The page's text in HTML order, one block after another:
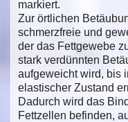
markiert.
Zur örtlichen
schmerzfreie und
der das Fettgewebe
stark verdünnten
aufgeweicht wird, bis
elastischer Zustand
Dadurch wird das
Fettzellen befinden,